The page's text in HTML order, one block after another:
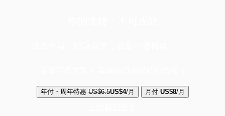
年付・周年特惠 US$6.5US$4/月 月付 US$8/月